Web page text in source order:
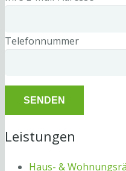
Telefonnummer
Leistungen
Haus- &